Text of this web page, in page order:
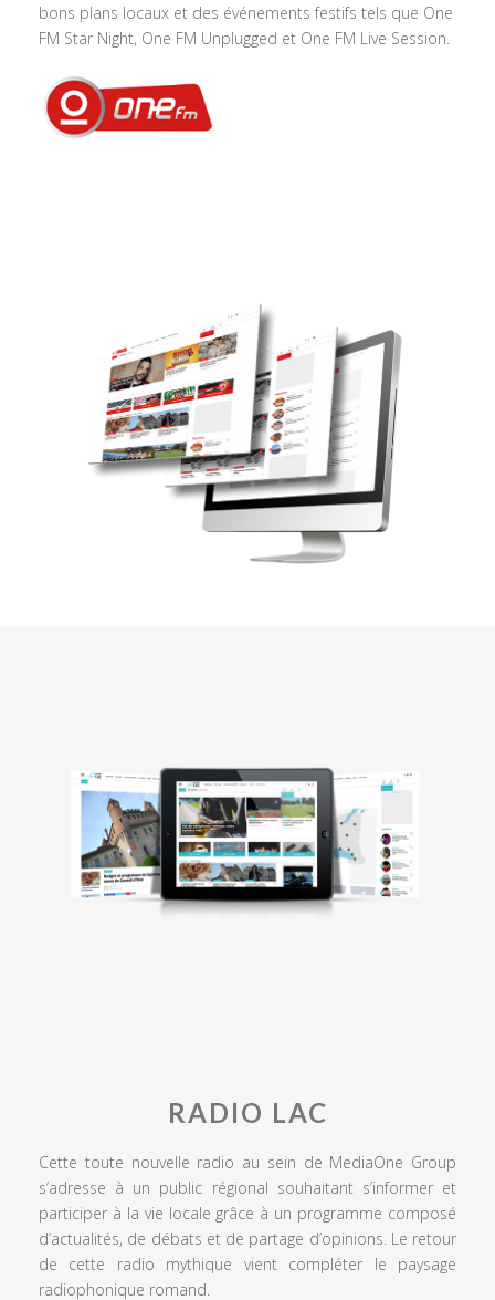
bons plans locaux et des événements festifs tels que One
FM Star Night, One FM Unplugged et One FM Live Session.
RADIO LAC
Cette toute nouvelle radio au sein de MediaOne Group
s’adresse à un public régional souhaitant s’informer et
participer à la vie locale grâce à un programme composé
d’actualités, de débats et de partage d’opinions. Le retour
de cette radio mythique vient compléter le paysage
radiophonique romand.